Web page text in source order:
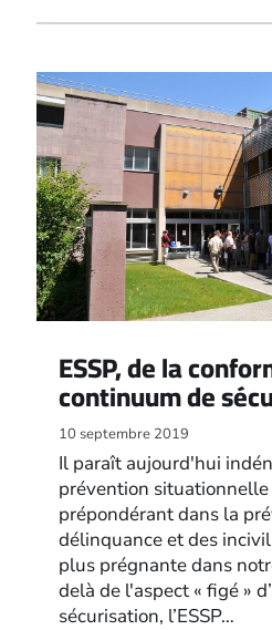
ESSP, de la
continuum de
10 septembre 2019
Il paraît aujourd'hui
prévention
prépondérant dans la
délinquance et des
plus prégnante dans
delà de l'aspect « figé »
sécurisation, l’ESSP…